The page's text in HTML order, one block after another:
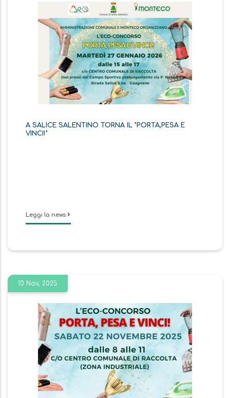
A SALICE SALENTINO TORNA IL "PORTA,PESA E
VINCI!"
Leggi la news
10 Nov, 2025